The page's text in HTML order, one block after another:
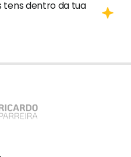
tens dentro da tua